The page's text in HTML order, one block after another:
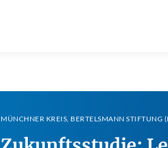
MÜNCHNER KREIS, BERTELSMANN STIFTUNG